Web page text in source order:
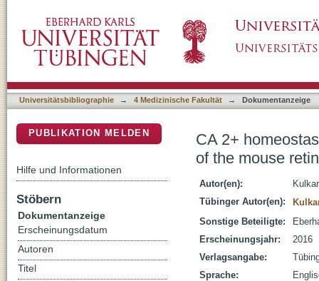
Universitätsbibliographie → 4 Medizinische Fakultät → Dokumentanzeige
CA 2+
of the mouse
Autor(en):
Tübinger Autor(en):
Sonstige Beteiligte:
Erscheinungsjahr:
2016
Verlagsangabe:
Sprache:
PUBLIKATION MELDEN
Hilfe und Informationen
Stöbern
Dokumentanzeige
Erscheinungsdatum
Autoren
Titel